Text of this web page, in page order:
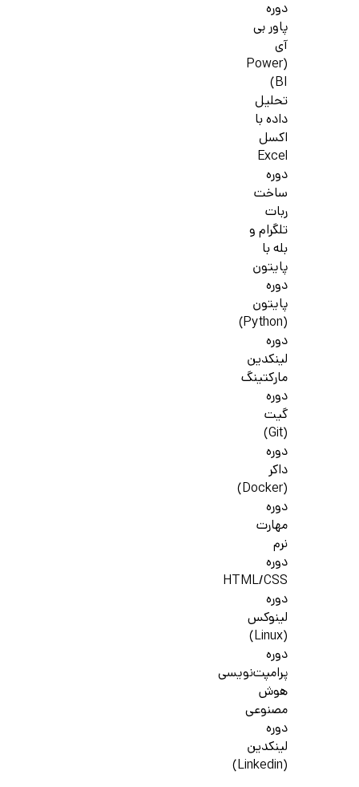
دوره
پاور بی
آی
(Power
BI)
تحلیل
داده با
اکسل
Excel
دوره
ساخت
ربات
تلگرام و
بله با
پایتون
دوره
پایتون
(Python)
دوره
لینکدین
مارکتینگ
دوره
گیت
(Git)
دوره
داکر
(Docker)
دوره
مهارت
نرم
دوره
HTML/CSS
دوره
لینوکس
(Linux)
دوره
پرامپت‌نویسی
هوش
مصنوعی
دوره
لینکدین
(Linkedin)